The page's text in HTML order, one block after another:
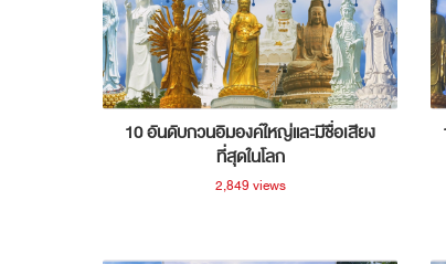
10 อันดับกวนอิมองค์ใหญ่และมีชื่อเสียง
ที่สุดในโลก
2,849 views